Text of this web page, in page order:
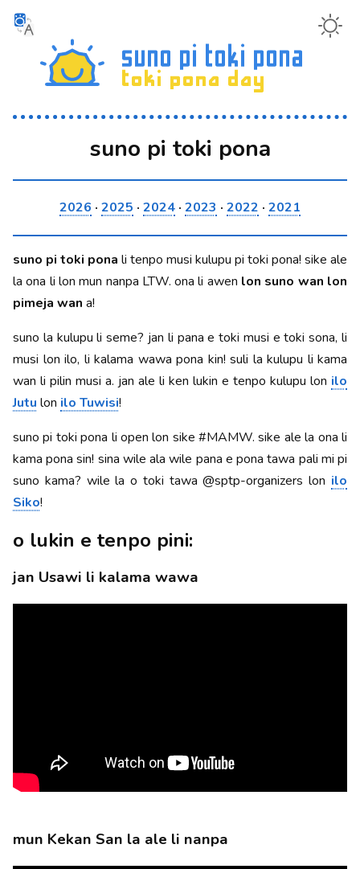
suno pi toki pona
2026 · 2025 · 2024 · 2023 · 2022 · 2021
suno pi toki pona li tenpo musi kulupu pi toki pona! sike ale
la ona li lon mun nanpa LTW. ona li awen lon suno wan lon
pimeja wan a!
suno la kulupu li seme? jan li pana e toki musi e toki sona, li
musi lon ilo, li kalama wawa pona kin! suli la kulupu li kama
wan li pilin musi a. jan ale li ken lukin e tenpo kulupu lon ilo
Jutu lon ilo Tuwisi!
suno pi toki pona li open lon sike #MAMW. sike ale la ona li
kama pona sin! sina wile ala wile pana e pona tawa pali mi pi
suno kama? wile la o toki tawa @sptp-organizers lon ilo
Siko!
o lukin e tenpo pini:
jan Usawi li kalama wawa
mun Kekan San la ale li nanpa